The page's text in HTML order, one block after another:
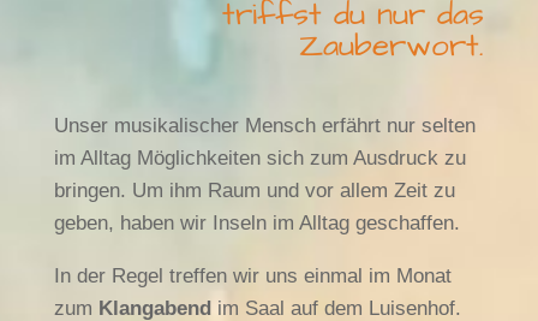
triffst du nur das
Zauberwort.
Unser musikalischer Mensch erfährt nur selten
im Alltag Möglichkeiten sich zum Ausdruck zu
bringen. Um ihm Raum und vor allem Zeit zu
geben, haben wir Inseln im Alltag geschaffen.
In der Regel treffen wir uns einmal im Monat
zum Klangabendim Saal auf dem Luisenhof.